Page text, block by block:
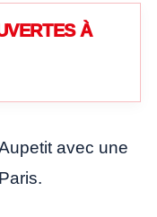
À
avec une